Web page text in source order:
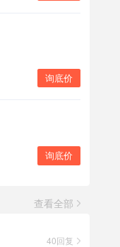
询底价
询底价
查看全部
40回复